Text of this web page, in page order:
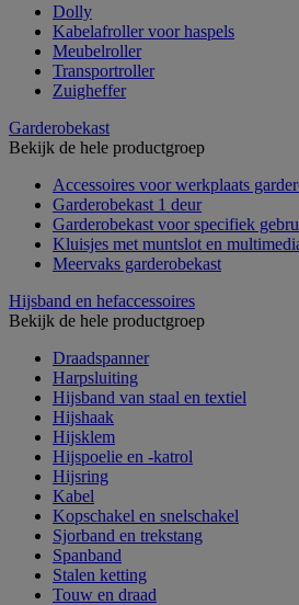
Dolly
Kabelafroller voor haspels
Meubelroller
Transportroller
Zuigheffer
Garderobekast
Bekijk de hele productgroep
Accessoires voor werkplaats
Garderobekast 1 deur
Garderobekast voor specifiek
Kluisjes met muntslot en
Meervaks garderobekast
Hijsband en hefaccessoires
Bekijk de hele productgroep
Draadspanner
Harpsluiting
Hijsband van staal en textiel
Hijshaak
Hijsklem
Hijspoelie en -katrol
Hijsring
Kabel
Kopschakel en snelschakel
Sjorband en trekstang
Spanband
Stalen ketting
Touw en draad